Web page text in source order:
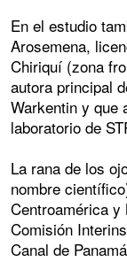
En el estudio
Arosemena,
Chiriquí (zona
autora principal
Warkentin y que
laboratorio de
La rana de los
nombre
Centroamérica
Comisión
Canal de